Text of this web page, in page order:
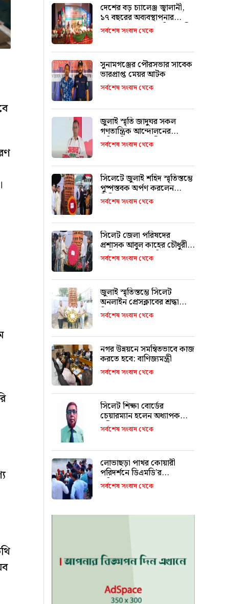
দেশের বড় চ্যালেঞ্জ জ্বালানী,
১৭ বছরের অব্যবস্থাপনার
কারণে এই অবস্থা: বাণিজ্যমন্ত্রী
সর্বশেষ সংবাদ থেকে
সুনামগঞ্জের পৌরসভার সাবেক
ভারপ্রাপ্ত মেয়র আটক
সর্বশেষ সংবাদ থেকে
জুলাই স্মৃতি জাদুঘর সকল
গণতান্ত্রিক আন্দোলনের
প্রতিচ্ছবি: প্রধানমন্ত্রী
সর্বশেষ সংবাদ থেকে
সিলেটে জুলাই শহিদ স্মৃতিস্তম্ভে
পুষ্পস্তবক অর্পণ করলেন
সিসিক প্রশাসক
সর্বশেষ সংবাদ থেকে
সিলেট জেলা পরিষদের
প্রশাসক আবুল কাহের চৌধুরী
শামীমের জুলাই স্মৃতি স্তম্ভে
শ্রদ্ধা নিবেদন
সর্বশেষ সংবাদ থেকে
জুলাই স্মৃতিস্তম্ভে সিলেট
অনলাইন প্রেসক্লাবের শ্রদ্ধা
নিবেদন
সর্বশেষ সংবাদ থেকে
নগর উন্নয়নে সমন্বিতভাবে কাজ
করতে হবে: বাণিজ্যমন্ত্রী
সর্বশেষ সংবাদ থেকে
সিলেট শিক্ষা বোর্ডের
চেয়ারম্যান হলেন অধ্যাপক
শহীদুল আলম
সর্বশেষ সংবাদ থেকে
লোভাছড়া পাথর কোয়ারী
পরিদর্শনে ডিএমডি’র
পরিচালক!
সর্বশেষ সংবাদ থেকে